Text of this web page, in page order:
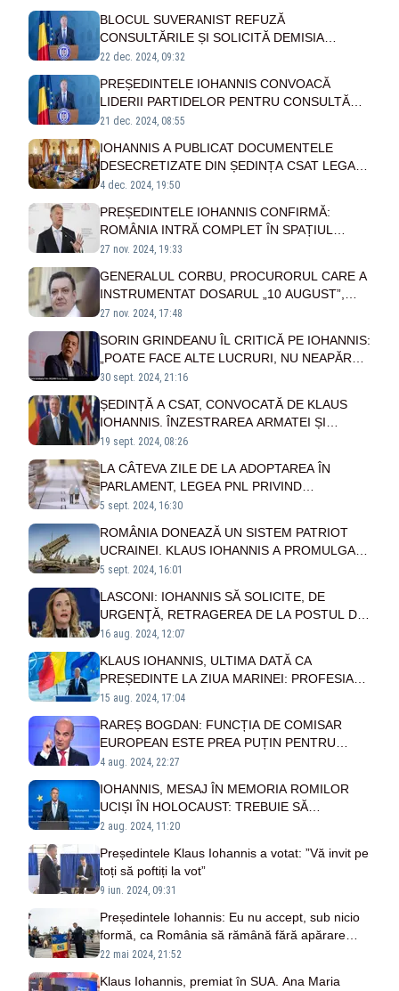
BLOCUL SUVERANIST REFUZĂ
CONSULTĂRILE ȘI SOLICITĂ DEMISIA
PREȘEDINTELUI IOHANNIS
22 dec. 2024, 09:32
PREȘEDINTELE IOHANNIS CONVOACĂ
LIDERII PARTIDELOR PENTRU CONSULTĂRI
LA COTROCENI
21 dec. 2024, 08:55
IOHANNIS A PUBLICAT DOCUMENTELE
DESECRETIZATE DIN ȘEDINȚA CSAT LEGATĂ
DE POSIBILE NEREGULI LA ALEGERI
4 dec. 2024, 19:50
PREȘEDINTELE IOHANNIS CONFIRMĂ:
ROMÂNIA INTRĂ COMPLET ÎN SPAȚIUL
SCHENGEN DE LA 1 IANUARIE 2025
27 nov. 2024, 19:33
GENERALUL CORBU, PROCURORUL CARE A
INSTRUMENTAT DOSARUL „10 AUGUST”,
RECHEMAT ÎN ACTIVITATE DE
27 nov. 2024, 17:48
SORIN GRINDEANU ÎL CRITICĂ PE IOHANNIS:
„POATE FACE ALTE LUCRURI, NU NEAPĂRAT
POLITICĂ!”
30 sept. 2024, 21:16
ȘEDINȚĂ A CSAT, CONVOCATĂ DE KLAUS
IOHANNIS. ÎNZESTRAREA ARMATEI ȘI
RĂZBOIUL DIN UCRAINA, PE ORDINEA DE ZI
19 sept. 2024, 08:26
LA CÂTEVA ZILE DE LA ADOPTAREA ÎN
PARLAMENT, LEGEA PNL PRIVIND
NEIMPOZITAREA PENSIILOR MAI MICI DE
5 sept. 2024, 16:30
ROMÂNIA DONEAZĂ UN SISTEM PATRIOT
UCRAINEI. KLAUS IOHANNIS A PROMULGAT
LEGEA
5 sept. 2024, 16:01
LASCONI: IOHANNIS SĂ SOLICITE, DE
URGENŢĂ, RETRAGEREA DE LA POSTUL DE
CONSUL A COMISARULUI GLUGĂ
16 aug. 2024, 12:07
KLAUS IOHANNIS, ULTIMA DATĂ CA
PREȘEDINTE LA ZIUA MARINEI: PROFESIA
DE MARINAR SE POTRIVEȘTE
15 aug. 2024, 17:04
RAREȘ BOGDAN: FUNCȚIA DE COMISAR
EUROPEAN ESTE PREA PUȚIN PENTRU
KLAUS IOHANNIS
4 aug. 2024, 22:27
IOHANNIS, MESAJ ÎN MEMORIA ROMILOR
UCIȘI ÎN HOLOCAUST: TREBUIE SĂ
SANCŢIONĂM COMPORTAMENTELE CE
2 aug. 2024, 11:20
Președintele Klaus Iohannis a votat: ”Vă invit pe
toți să poftiți la vot”
9 iun. 2024, 09:31
Președintele Iohannis: Eu nu accept, sub nicio
formă, ca România să rămână fără apărare
antirachetă şi fără apărare antiaeriană
22 mai 2024, 21:52
Klaus Iohannis, premiat în SUA. Ana Maria